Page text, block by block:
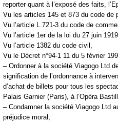
reporter quant à l’exposé des faits,
Vu les articles 145 et 873 du code de
Vu l’article L.721-3 du code de
Vu l’article 1er de la loi du 27 juin
Vu l’article 1382 du code civil,
Vu le Décret n°94-1 11 du 5 février
– Ordonner à la société Viagogo Ltd
signification de l’ordonnance à
d’achat de billets pour tous les
Palais Garnier (Paris), à l’Opéra
– Condamner la société Viagogo Ltd
préjudice moral,